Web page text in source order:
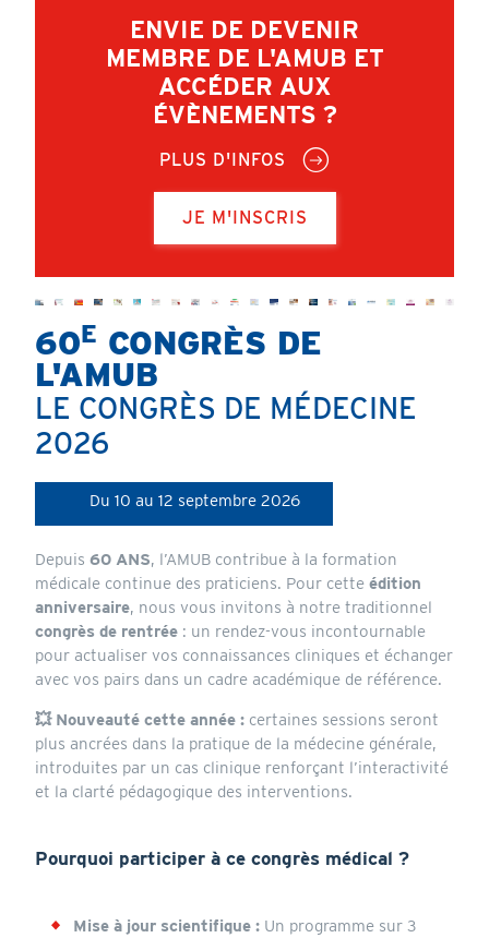
60E CONGRÈS DE
L'AMUB
LE CONGRÈS DE MÉDECINE
2026
Du 10 au 12 septembre 2026
Depuis 60 ANS, l’AMUB contribue à la formation
médicale continue des praticiens. Pour cette édition
anniversaire, nous vous invitons à notre traditionnel
congrès de rentrée: un rendez-vous incontournable
pour actualiser vos connaissances cliniques et échanger
avec vos pairs dans un cadre académique de référence.
💥 Nouveauté cette année :certaines sessions seront
plus ancrées dans la pratique de la médecine générale,
introduites par un cas clinique renforçant l’interactivité
et la clarté pédagogique des interventions.
Pourquoi participer à ce congrès médical ?
Mise à jour scientifique :Un programme sur 3
ENVIE DE DEVENIR
MEMBRE DE L'AMUB ET
ACCÉDER AUX
ÉVÈNEMENTS ?
PLUS D'INFOS
JE M'INSCRIS